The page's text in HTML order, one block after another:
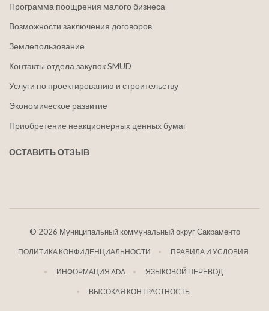
Программа поощрения малого бизнеса
Возможности заключения договоров
Землепользование
Контакты отдела закупок SMUD
Услуги по проектированию и строительству
Экономическое развитие
Приобретение неакционерных ценных бумаг
ОСТАВИТЬ ОТЗЫВ
© 2026 Муниципальный коммунальный округ Сакраменто
ПОЛИТИКА КОНФИДЕНЦИАЛЬНОСТИ ПРАВИЛА И УСЛОВИЯ
ИНФОРМАЦИЯ ADA ЯЗЫКОВОЙ ПЕРЕВОД
ВЫСОКАЯ КОНТРАСТНОСТЬ